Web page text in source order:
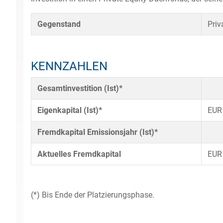
Gegenstand
KENNZAHLEN
Gesamtinvestition (Ist)*
Eigenkapital (Ist)*
Fremdkapital Emissionsjahr (Ist)*
Aktuelles Fremdkapital
(*) Bis Ende der Platzierungsphase.